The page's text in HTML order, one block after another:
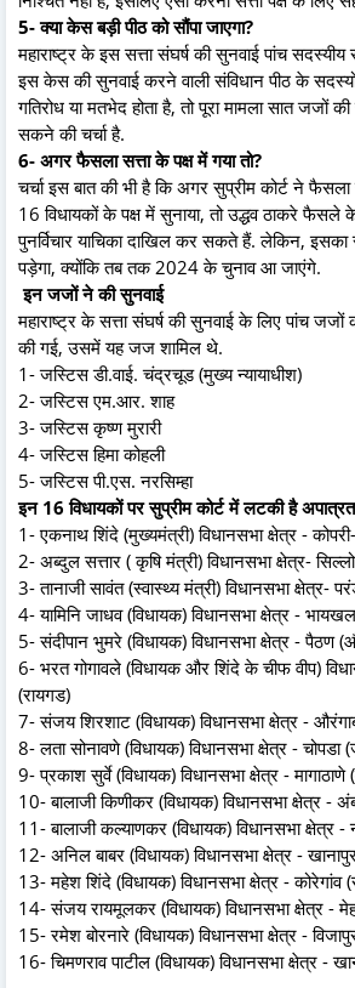
5- क्या केस बड़ी पीठ को सौंपा जाएगा?
महाराष्ट्र के इस सत्ता संघर्ष की सुनवाई पांच
इस केस की सुनवाई करने वाली संविधान पीठ के
गतिरोध या मतभेद होता है, तो पूरा मामला सात जजों
सकने की चर्चा है.
6- अगर फैसला सत्ता के पक्ष में गया तो?
चर्चा इस बात की भी है कि अगर सुप्रीम कोर्ट ने
16 विधायकों के पक्ष में सुनाया, तो उद्धव ठाकरे फैसले
पुनर्विचार याचिका दाखिल कर सकते हैं. लेकिन,
पड़ेगा, क्योंकि तब तक 2024 के चुनाव आ जाएंगे.
इन जजों ने की सुनवाई
महाराष्ट्र के सत्ता संघर्ष की सुनवाई के लिए पांच जजों
की गई, उसमें यह जज शामिल थे.
1- जस्टिस डी.वाई. चंद्रचूड (मुख्य न्यायाधीश)
2- जस्टिस एम.आर. शाह
3- जस्टिस कृष्ण मुरारी
4- जस्टिस हिमा कोहली
5- जस्टिस पी.एस. नरसिम्हा
इन 16 विधायकों पर सुप्रीम कोर्ट में लटकी है
1- एकनाथ शिंदे (मुख्यमंत्री) विधानसभा क्षेत्र -
2- अब्दुल सत्तार ( कृषि मंत्री) विधानसभा क्षेत्र-
3- तानाजी सावंत (स्वास्थ्य मंत्री) विधानसभा क्षेत्र-
4- यामिनि जाधव (विधायक) विधानसभा क्षेत्र -
5- संदीपान भुमरे (विधायक) विधानसभा क्षेत्र - पैठण
6- भरत गोगावले (विधायक और शिंदे के चीफ वीप)
(रायगड)
7- संजय शिरशाट (विधायक) विधानसभा क्षेत्र -
8- लता सोनावणे (विधायक) विधानसभा क्षेत्र - चोपडा
9- प्रकाश सुर्वे (विधायक) विधानसभा क्षेत्र - मागाठाणे
10- बालाजी किणीकर (विधायक) विधानसभा क्षेत्र -
11- बालाजी कल्याणकर (विधायक) विधानसभा क्षेत्र -
12- अनिल बाबर (विधायक) विधानसभा क्षेत्र -
13- महेश शिंदे (विधायक) विधानसभा क्षेत्र - कोरेगांव
14- संजय रायमूलकर (विधायक) विधानसभा क्षेत्र -
15- रमेश बोरनारे (विधायक) विधानसभा क्षेत्र -
16- चिमणराव पाटील (विधायक) विधानसभा क्षेत्र -